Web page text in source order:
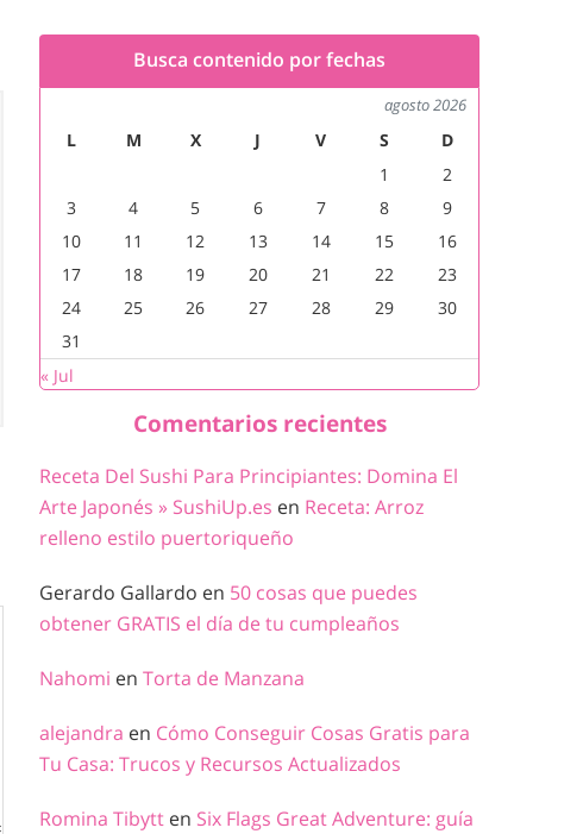
Busca contenido por fechas
agosto 2026
L M X J V S
D
1
2
3
4 5 6 7 8
9
10
11 12 13 14 15
16
17
18 19 20 21 22
23
24
25 26 27 28 29
30
31
« Jul
Comentarios recientes
Receta Del Sushi Para Principiantes: Domina El
Arte Japonés » SushiUp.es en Receta: Arroz
relleno estilo puertoriqueño
Gerardo Gallardo en 50 cosas que puedes
obtener GRATIS el día de tu cumpleaños
Nahomi en Torta de Manzana
alejandra en Cómo Conseguir Cosas Gratis para
Tu Casa: Trucos y Recursos Actualizados
Romina Tibytt en Six Flags Great Adventure: guía